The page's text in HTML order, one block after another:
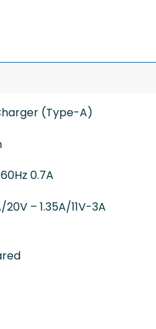
(Type-A)
0.7A
– 1.35A/11V-3A